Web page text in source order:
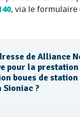
, via le formulaire
de Alliance
pour la prestation
boues de station
Sioniac ?